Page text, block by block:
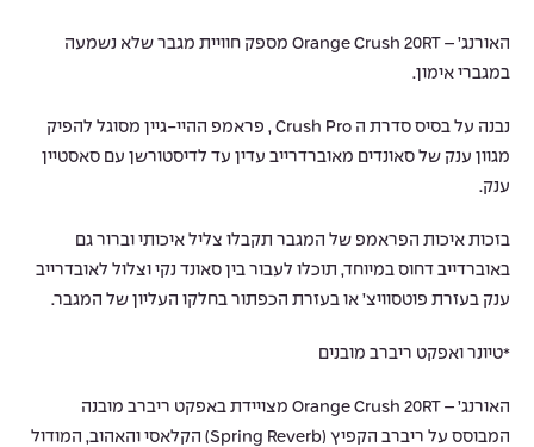
האורנג’ – Orange Crush 20RT מספק חוויית מגבר שלא נשמעה
במגברי אימון.
נבנה על בסיס סדרת ה Crush Pro , פראמפ ההיי-גיין מסוגל להפיק
מגוון ענק של סאונדים מאוברדרייב עדין עד לדיסטורשן עם סאסטיין
ענק.
בזכות איכות הפראמפ של המגבר תקבלו צליל איכותי וברור גם
באוברדייב דחוס במיוחד, תוכלו לעבור בין סאונד נקי וצלול לאובדרייב
ענק בעזרת פוטסוויצ’ או בעזרת הכפתור בחלקו העליון של המגבר.
*טיונר ואפקט ריברב מובנים
האורנג’ – Orange Crush 20RT מצויידת באפקט ריברב מובנה
המבוסס על ריברב הקפיץ (Spring Reverb) הקלאסי והאהוב, המודול